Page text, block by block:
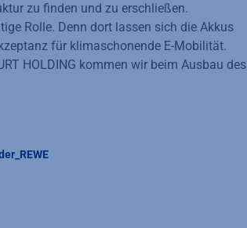
zu finden und zu erschließen.
Rolle. Denn dort lassen sich die Akkus
für klimaschonende E-Mobilität.
HOLDING kommen wir beim Ausbau des